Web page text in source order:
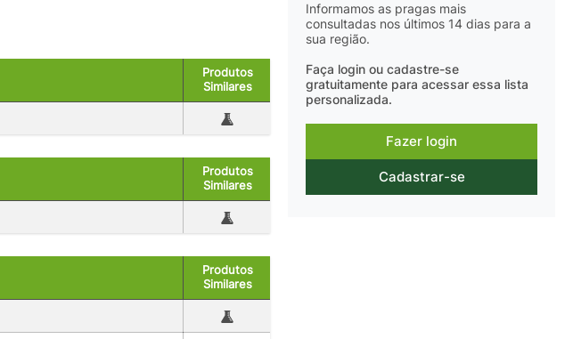
Produtos
Similares
Produtos
Similares
Produtos
Similares
Informamos as pragas mais
consultadas nos últimos 14 dias para a
sua região.
Faça login ou cadastre-se
gratuitamente para acessar essa lista
personalizada.
Fazer login
Cadastrar-se